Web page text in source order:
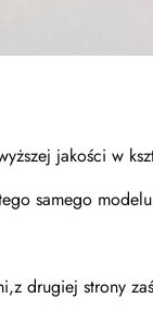
jakości w
samego
drugiej strony